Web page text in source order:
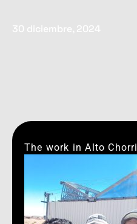
30 diciembre, 2024
The work in Alto